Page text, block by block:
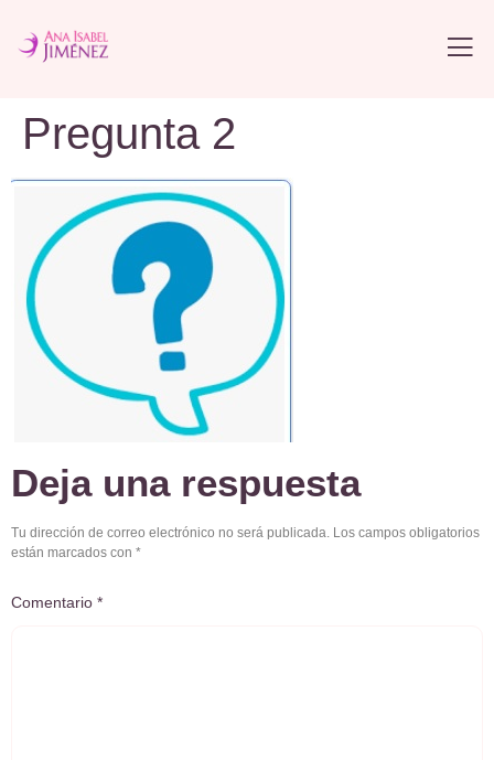
Pregunta 2
Deja una respuesta
Tu dirección de correo electrónico no será publicada. Los campos obligatorios
están marcados con *
Comentario *